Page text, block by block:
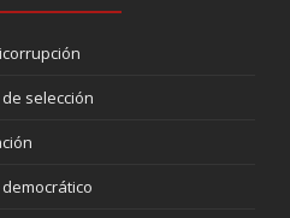
selección